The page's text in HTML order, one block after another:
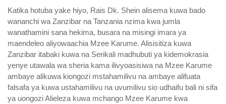
Katika hotuba yake hiyo, Rais Dk. Shein alisema kuwa bado
wananchi wa Zanzibar na Tanzania nzima kwa jumla
wanathamini sana hekima, busara na misingi imara ya
maendeleo aliyowaachia Mzee Karume. Alisisitiza kuwa
Zanzibar itabaki kuwa na Serikali madhubuti ya kidemokrasia
yenye utawala wa sheria kama ilivyoasisiwa na Mzee Karume
ambaye alikuwa kiongozi mstahamilivu na ambaye alifuata
falsafa ya kuwa ustahamilivu na uvumilivu sio udhaifu bali ni sifa
ya uongozi Alieleza kuwa mchango Mzee Karume kwa